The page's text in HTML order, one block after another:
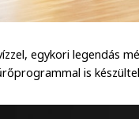
egykori legendás
is